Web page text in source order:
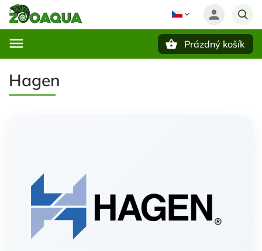
Prázdný košík
Hagen